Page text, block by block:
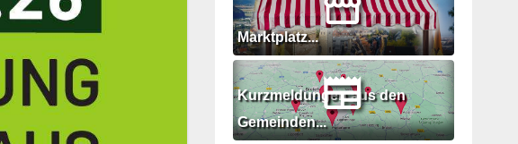
Marktplatz...
Kurzmeldungen aus den
Gemeinden...